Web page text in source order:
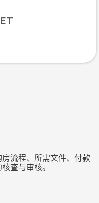
流程、所需文件、付款
查与审核。